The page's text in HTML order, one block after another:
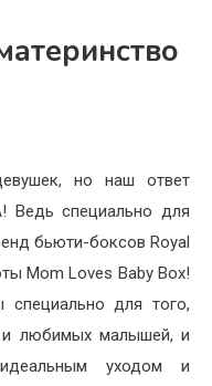
но наш ответ
специально для
бьюти-боксов Royal
Mom Loves Baby Box!
для того,
любимых малышей, и
уходом и